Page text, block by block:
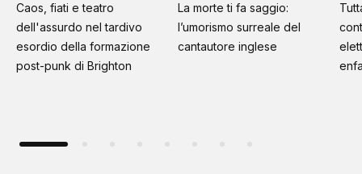
Caos, fiati e teatro
dell'assurdo nel tardivo
esordio della formazione
post-punk di Brighton
La morte ti fa saggio:
l’umorismo surreale del
cantautore inglese